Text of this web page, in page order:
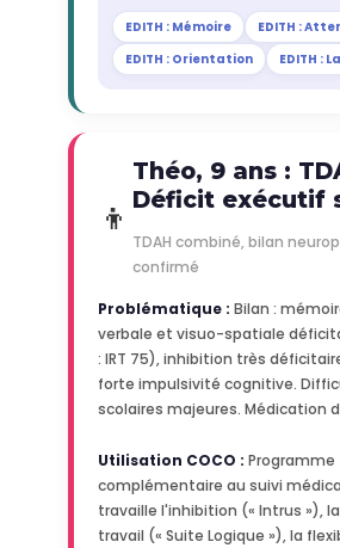
EDITH : Mémoire
EDITH :
EDITH : Orientation
EDITH :
👦
Théo, 9 ans :
Déficit exécutif
TDAH combiné, bilan
confirmé
Problématique : Bilan :
verbale et visuo-spatiale
: IRT 75), inhibition très
forte impulsivité cognitive.
scolaires majeures. Médication
Utilisation COCO : Programme
complémentaire au suivi
travaille l'inhibition (« Intrus »),
travail (« Suite Logique »), la